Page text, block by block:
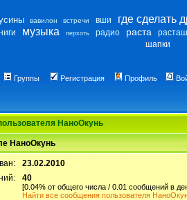
вавилон встречи вши где сделать
музыка перхоть радио раста
шапки
Группы Регистрация Профиль
НаноОкунь
НаноОкунь
23.02.2010
40
[0.04% от общего числа / 0.01 сообщений в
Найти все сообщения пользователя